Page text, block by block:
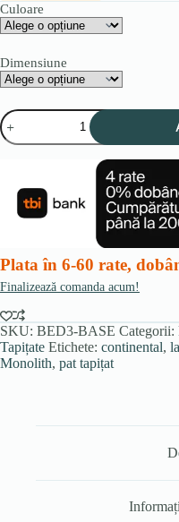
Culoare
Dimensiune
Cantitate
Pat
tapițat
Plata în 6-60 rate,
Finalizează comanda acum!
SKU: BED3-BASE Categorii:
Tapițate Etichete: continental,
Monolith, pat tapițat